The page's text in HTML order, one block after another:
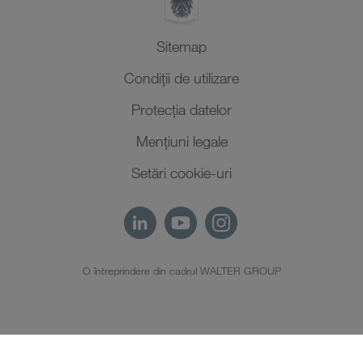
Sitemap
Condiții de utilizare
Protecţia datelor
Mențiuni legale
Setări cookie-uri
O întreprindere din cadrul WALTER GROUP